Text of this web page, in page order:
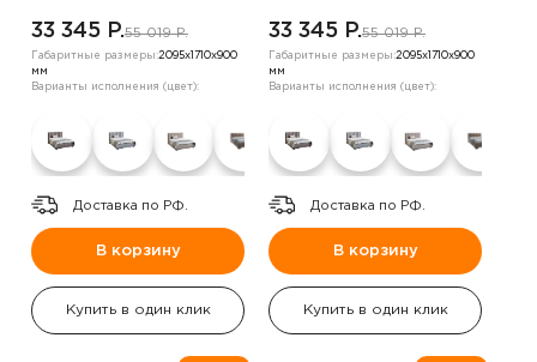
33 345 P.55 019 P.
Габаритные размеры:2095х1710х900
мм
Варианты исполнения (цвет):
Доставка по РФ.
В корзину
Купить в один клик
33 345 P.55 019 P.
Габаритные размеры:2095х1710х900
мм
Варианты исполнения (цвет):
Доставка по РФ.
В корзину
Купить в один клик